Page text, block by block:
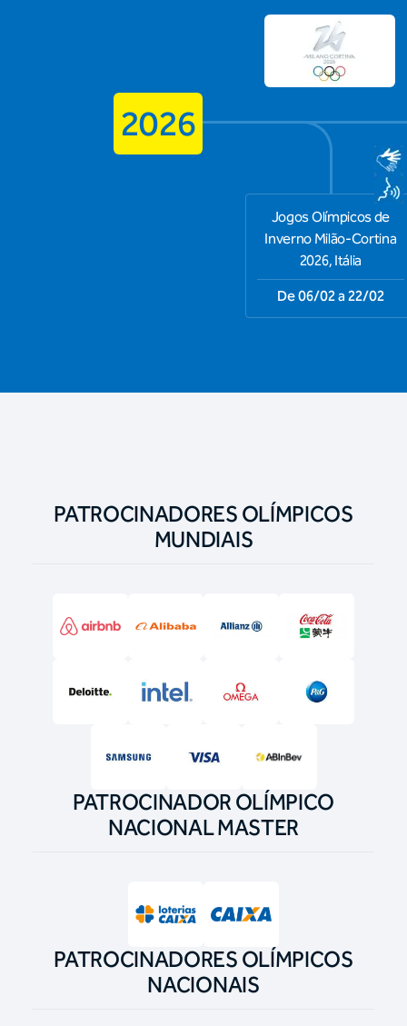
2026
Jogos Olímpicos de
Inverno Milão-Cortina
2026, Itália
De 06/02 a 22/02
PATROCINADORES OLÍMPICOS
MUNDIAIS
PATROCINADOR OLÍMPICO
NACIONAL MASTER
PATROCINADORES OLÍMPICOS
NACIONAIS